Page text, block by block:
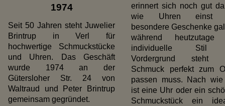
1974
Seit 50 Jahren steht Juwelier
Brintrup in Verl für
hochwertige Schmuckstücke
und Uhren. Das Geschäft
wurde 1974 an der
Gütersloher Str. 24 von
Waltraud und Peter Brintrup
gemeinsam gegründet.
erinnert sich noch gut
wie Uhren einst
besondere Geschenke
während heutzutage
individuelle Stil
Vordergrund steht
Schmuck perfekt zum
passen muss. Nach
ist eine Uhr oder ein
Schmuckstück ein